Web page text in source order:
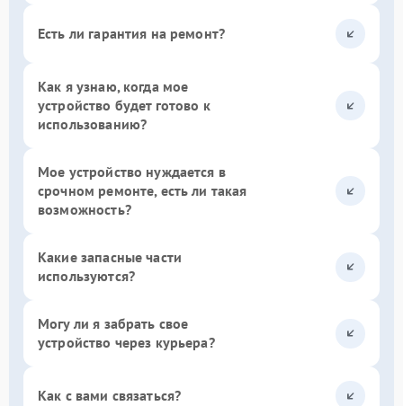
Есть ли гарантия на ремонт?
Как я узнаю, когда мое
устройство будет готово к
использованию?
Мое устройство нуждается в
срочном ремонте, есть ли такая
возможность?
Какие запасные части
используются?
Могу ли я забрать свое
устройство через курьера?
Как с вами связаться?